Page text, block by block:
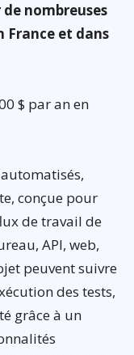
nombreuses
France et dans
$ par an en
conçue pour
de travail de
API, web,
peuvent suivre
des tests,
grâce à un